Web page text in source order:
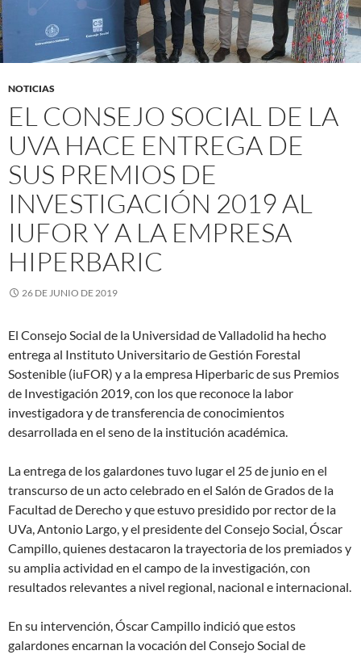
NOTICIAS
EL CONSEJO SOCIAL DE LA
UVA HACE ENTREGA DE
SUS PREMIOS DE
INVESTIGACIÓN 2019 AL
IUFOR Y A LA EMPRESA
HIPERBARIC
26 DE JUNIO DE 2019
El Consejo Social de la Universidad de Valladolid ha hecho
entrega al Instituto Universitario de Gestión Forestal
Sostenible (iuFOR) y a la empresa Hiperbaric de sus Premios
de Investigación 2019, con los que reconoce la labor
investigadora y de transferencia de conocimientos
desarrollada en el seno de la institución académica.
La entrega de los galardones tuvo lugar el 25 de junio en el
transcurso de un acto celebrado en el Salón de Grados de la
Facultad de Derecho y que estuvo presidido por rector de la
UVa, Antonio Largo, y el presidente del Consejo Social, Óscar
Campillo, quienes destacaron la trayectoria de los premiados y
su amplia actividad en el campo de la investigación, con
resultados relevantes a nivel regional, nacional e internacional.
En su intervención, Óscar Campillo indició que estos
galardones encarnan la vocación del Consejo Social de